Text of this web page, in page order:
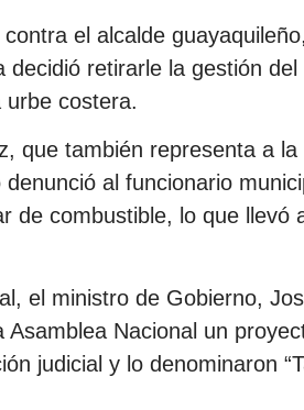
el alcalde guayaquileño,
retirarle la gestión del
urbe costera.
que también representa a la
al funcionario
de combustible, lo que llevó
el ministro de Gobierno,
Nacional un
judicial y lo denominaron